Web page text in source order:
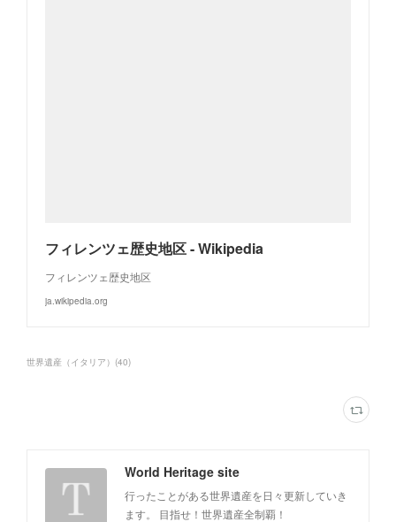
フィレンツェ歴史地区 - Wikipedia
フィレンツェ歴史地区
ja.wikipedia.org
世界遺産（イタリア） (40)
World Heritage site
行ったことがある世界遺産を日々更新していき
ます。 目指せ！世界遺産全制覇！